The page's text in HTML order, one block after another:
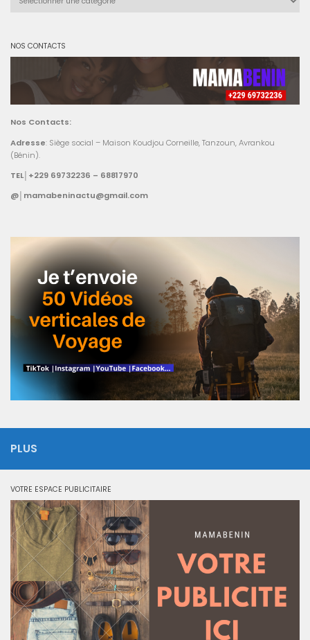
NOS CONTACTS
Nos Contacts:
Adresse: Siège social – Maison Koudjou Corneille, Tanzoun, Avrankou
(Bénin).
TEL│+229 69732236 – 68817970
@│mamabeninactu@gmail.com
PLUS
VOTRE ESPACE PUBLICITAIRE